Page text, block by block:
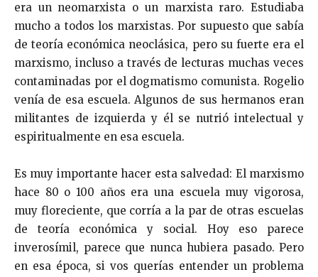
era un neomarxista o un marxista raro. Estudiaba
mucho a todos los marxistas. Por supuesto que sabía
de teoría económica neoclásica, pero su fuerte era el
marxismo, incluso a través de lecturas muchas veces
contaminadas por el dogmatismo comunista. Rogelio
venía de esa escuela. Algunos de sus hermanos eran
militantes de izquierda y él se nutrió intelectual y
espiritualmente en esa escuela.
Es muy importante hacer esta salvedad: El marxismo
hace 80 o 100 años era una escuela muy vigorosa,
muy floreciente, que corría a la par de otras escuelas
de teoría económica y social. Hoy eso parece
inverosímil, parece que nunca hubiera pasado. Pero
en esa época, si vos querías entender un problema